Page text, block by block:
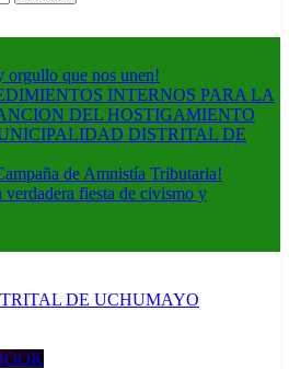
orgullo que nos unen!
INTERNOS PARA LA
DEL HOSTIGAMIENTO
DISTRITAL DE
de Amnistía Tributaria!
fiesta de civismo y
DE UCHUMAYO